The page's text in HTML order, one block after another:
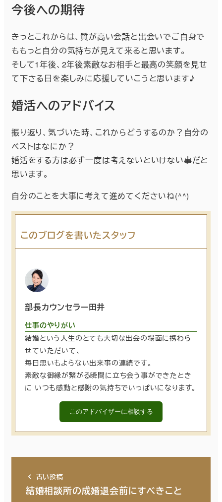
今後への期待
きっとこれからは、質が高い会話と出会いでご自身で
ももっと自分の気持ちが見えて来ると思います。
そして1年後、2年後素敵なお相手と最高の笑顔を見せ
て下さる日を楽しみに応援していこうと思います♪
婚活へのアドバイス
振り返り、気づいた時、これからどうするのか？自分の
ベストはなにか？
婚活をする方は必ず一度は考えないといけない事だと
思います。
自分のことを大事に考えて進めてくださいね(^^)
このブログを書いたスタッフ
部長カウンセラー田井
仕事のやりがい
結婚という人生のとても大切な出会の場面に携わら
せていただいて、
毎日思いもよらない出来事の連続です。
素敵な御縁が繋がる瞬間に立ち会う事ができたとき
に いつも感動と感謝の気持ちでいっぱいになります。
このアドバイザーに相談する
古い投稿
結婚相談所の成婚退会前にすべきこと